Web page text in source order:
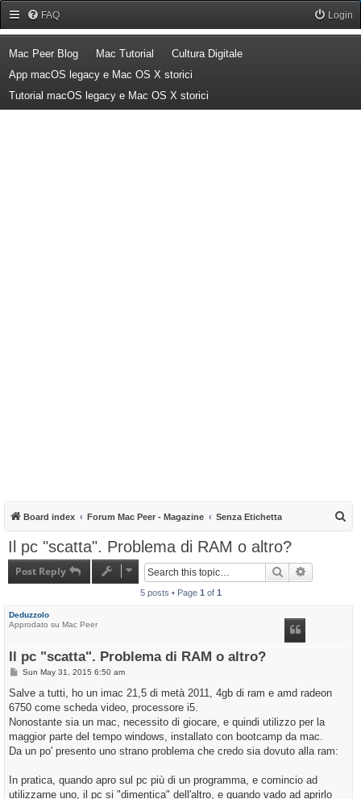
FAQ Login
Mac Peer Blog(Opens a new tab)
Mac Tutorial (Opens a new tab)
Cultura Digitale(Opens a new tab)
App macOS legacy e Mac OS X storici
Tutorial macOS legacy e Mac OS X storici
Board index Forum Mac Peer - Magazine Senza Etichetta
Il pc "scatta". Problema di RAM o altro?
Post Reply Search
5 posts • Page 1 of 1
Deduzzolo
Approdato su Mac Peer
Il pc "scatta". Problema di RAM o altro?
P
s
Sun May 31, 2015 6:50 am
Salve a tutti, ho un imac 21,5 di metà 2011, 4gb di ram e amd radeon
6750 come scheda video, processore i5.
Nonostante sia un mac, necessito di giocare, e quindi utilizzo per la
maggior parte del tempo windows, installato con bootcamp da mac.
Da un po' presento uno strano problema che credo sia dovuto alla ram:
In pratica, quando apro sul pc più di un programma, e comincio ad
utilizzarne uno, il pc si "dimentica" dell'altro, e quando vado ad aprirlo